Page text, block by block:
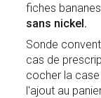
fiches
sans nickel.
Sonde
cas de
cocher la
l'ajout au